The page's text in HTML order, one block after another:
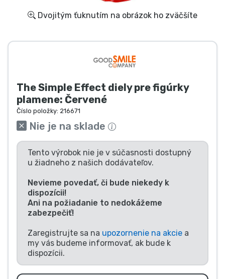
Dvojitým ťuknutím na obrázok ho zväčšíte
The Simple Effect diely pre figúrky
plamene: Červené
Číslo položky: 216671
Nie je na sklade
Tento výrobok nie je v súčasnosti dostupný
u žiadneho z našich dodávateľov.
Nevieme povedať, či bude niekedy k
dispozícii!
Ani na požiadanie to nedokážeme
zabezpečiť!
Zaregistrujte sa na upozornenie na akcie a
my vás budeme informovať, ak bude k
dispozícii.
Zoradiť podľa Anime
Zoradiť podľa hudby
Typy výrobkov
Značky